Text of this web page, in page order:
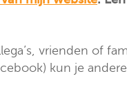
vrienden of
kun je